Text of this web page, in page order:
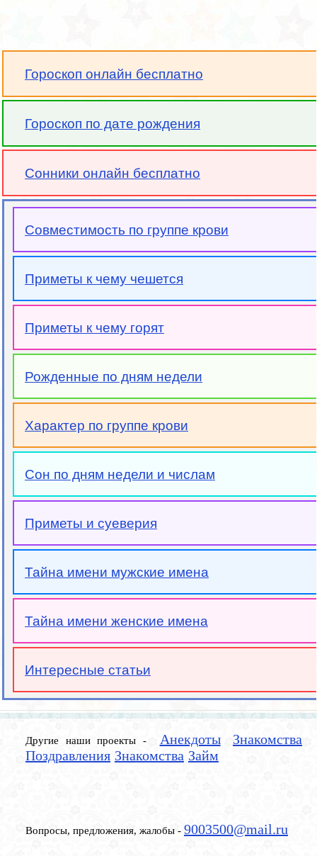
Гороскоп онлайн бесплатно
Гороскоп по дате рождения
Сонники онлайн бесплатно
Совместимость по группе крови
Приметы к чему чешется
Приметы к чему горят
Рожденные по дням недели
Характер по группе крови
Сон по дням недели и числам
Приметы и суеверия
Тайна имени мужские имена
Тайна имени женские имена
Интересные статьи
Другие наши проекты - Анекдоты
Знакомства
Поздравления Знакомства Займ
Вопросы, предложения, жалобы - 9003500@mail.ru